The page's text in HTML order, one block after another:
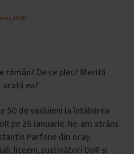
,DoR
rămân? De ce plec? Merită
arată ea?
50 de vasluieni la întâlnirea
pe 26 ianuarie. Ne-am strâns
Parfene din oraș:
liceeni, susținători DoR și